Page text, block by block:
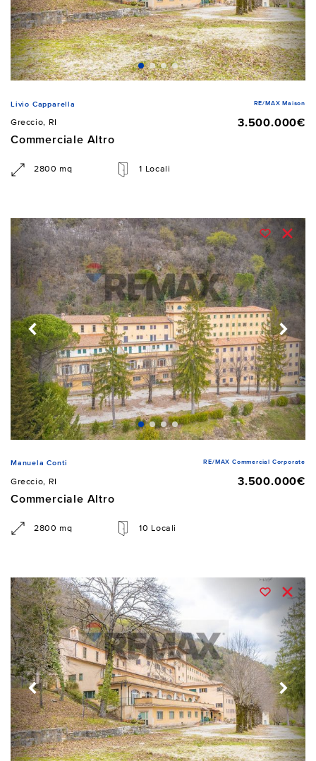
Livio Capparella RE/MAX Maison
Greccio, RI
3.500.000€
Commerciale Altro
2800 mq 1 Locali
Manuela Conti RE/MAX Commercial Corporate
Greccio, RI
3.500.000€
Commerciale Altro
2800 mq 10 Locali